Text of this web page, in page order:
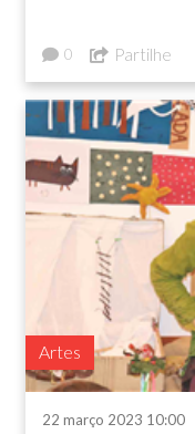
0 Partilhe
Artes
22 março 2023 10:00